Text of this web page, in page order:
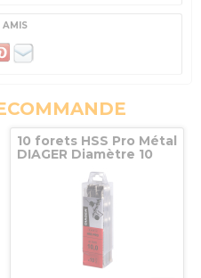
AMIS
10 forets HSS Pro Métal
DIAGER Diamètre 10